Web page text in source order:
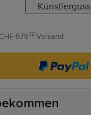
Künstlerguss
678.12 Versand